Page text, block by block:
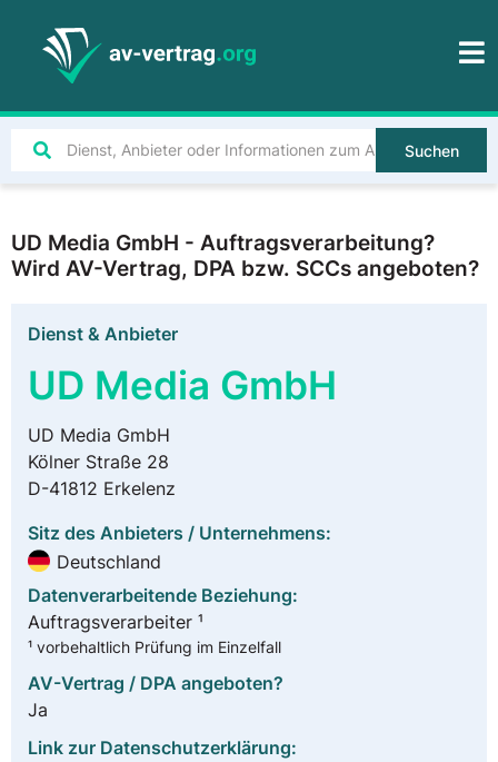
Suchen
UD Media GmbH - Auftragsverarbeitung?
Wird AV-Vertrag, DPA bzw. SCCs angeboten?
Dienst & Anbieter
UD Media GmbH
UD Media GmbH
Kölner Straße 28
D-41812 Erkelenz
Sitz des Anbieters / Unternehmens:
Deutschland
Datenverarbeitende Beziehung:
Auftragsverarbeiter ¹
¹ vorbehaltlich Prüfung im Einzelfall
AV-Vertrag / DPA angeboten?
Ja
Link zur Datenschutzerklärung: